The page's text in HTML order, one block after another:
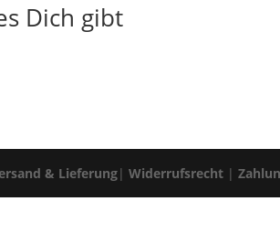
Dich gibt
& Lieferung|Widerrufsrecht |